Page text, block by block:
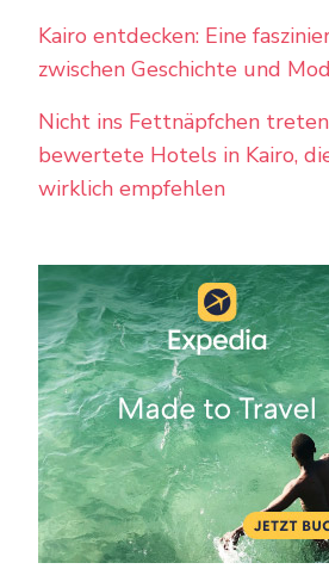
Kairo entdecken: Eine
zwischen Geschichte und
Nicht ins Fettnäpfchen
bewertete Hotels in Kairo,
wirklich empfehlen